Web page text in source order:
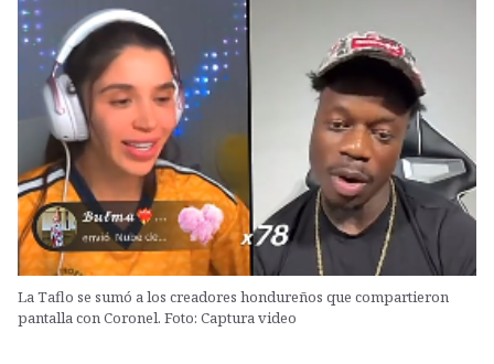
La Taflo se sumó a los creadores hondureños que compartieron
pantalla con Coronel. Foto: Captura video